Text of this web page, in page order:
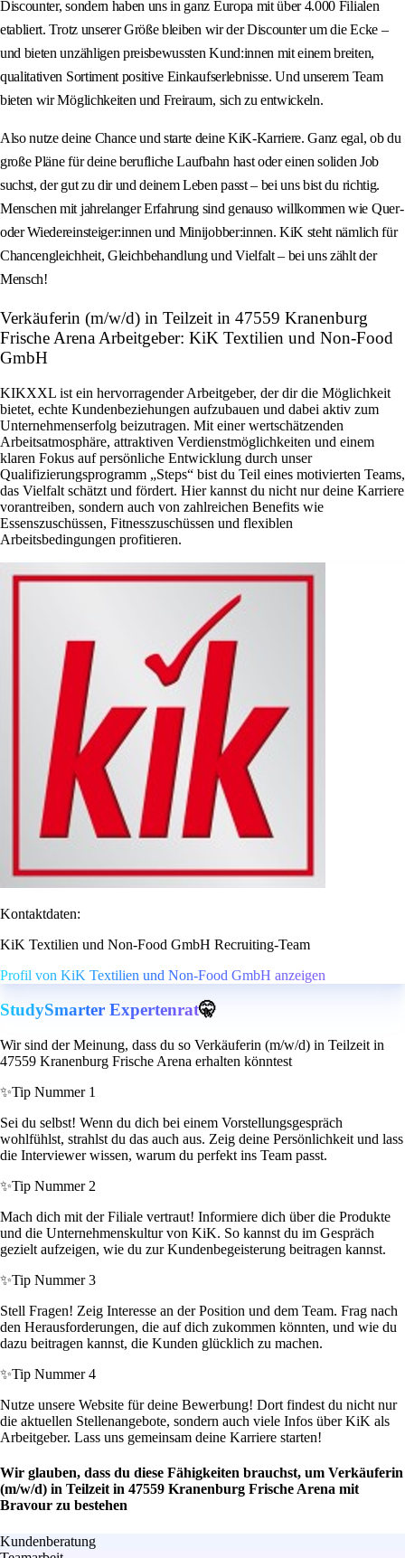
Discounter, sondern haben uns in ganz Europa mit über 4.000 Filialen
etabliert. Trotz unserer Größe bleiben wir der Discounter um die Ecke –
und bieten unzähligen preisbewussten Kund:innen mit einem breiten,
qualitativen Sortiment positive Einkaufserlebnisse. Und unserem Team
bieten wir Möglichkeiten und Freiraum, sich zu entwickeln.
Also nutze deine Chance und starte deine KiK-Karriere. Ganz egal, ob du
große Pläne für deine berufliche Laufbahn hast oder einen soliden Job
suchst, der gut zu dir und deinem Leben passt – bei uns bist du richtig.
Menschen mit jahrelanger Erfahrung sind genauso willkommen wie Quer-
oder Wiedereinsteiger:innen und Minijobber:innen. KiK steht nämlich für
Chancengleichheit, Gleichbehandlung und Vielfalt – bei uns zählt der
Mensch!
Verkäuferin (m/w/d) in Teilzeit in 47559 Kranenburg
Frische Arena Arbeitgeber: KiK Textilien und Non-Food
GmbH
KIKXXL ist ein hervorragender Arbeitgeber, der dir die Möglichkeit
bietet, echte Kundenbeziehungen aufzubauen und dabei aktiv zum
Unternehmenserfolg beizutragen. Mit einer wertschätzenden
Arbeitsatmosphäre, attraktiven Verdienstmöglichkeiten und einem
klaren Fokus auf persönliche Entwicklung durch unser
Qualifizierungsprogramm „Steps“ bist du Teil eines motivierten Teams,
das Vielfalt schätzt und fördert. Hier kannst du nicht nur deine Karriere
vorantreiben, sondern auch von zahlreichen Benefits wie
Essenszuschüssen, Fitnesszuschüssen und flexiblen
Arbeitsbedingungen profitieren.
Kontaktdaten:
KiK Textilien und Non-Food GmbH Recruiting-Team
Profil von KiK Textilien und Non-Food GmbH anzeigen
StudySmarter Expertenrat🤫
Wir sind der Meinung, dass du so Verkäuferin (m/w/d) in Teilzeit in
47559 Kranenburg Frische Arena erhalten könntest
✨Tip Nummer 1
Sei du selbst! Wenn du dich bei einem Vorstellungsgespräch
wohlfühlst, strahlst du das auch aus. Zeig deine Persönlichkeit und lass
die Interviewer wissen, warum du perfekt ins Team passt.
✨Tip Nummer 2
Mach dich mit der Filiale vertraut! Informiere dich über die Produkte
und die Unternehmenskultur von KiK. So kannst du im Gespräch
gezielt aufzeigen, wie du zur Kundenbegeisterung beitragen kannst.
✨Tip Nummer 3
Stell Fragen! Zeig Interesse an der Position und dem Team. Frag nach
den Herausforderungen, die auf dich zukommen könnten, und wie du
dazu beitragen kannst, die Kunden glücklich zu machen.
✨Tip Nummer 4
Nutze unsere Website für deine Bewerbung! Dort findest du nicht nur
die aktuellen Stellenangebote, sondern auch viele Infos über KiK als
Arbeitgeber. Lass uns gemeinsam deine Karriere starten!
Wir glauben, dass du diese Fähigkeiten brauchst, um Verkäuferin
(m/w/d) in Teilzeit in 47559 Kranenburg Frische Arena mit
Bravour zu bestehen
Kundenberatung